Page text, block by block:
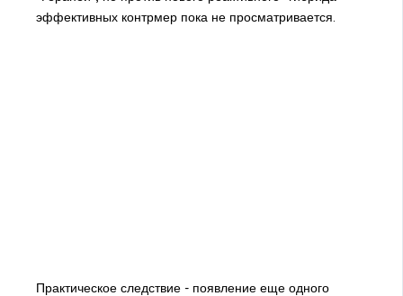
эффективных контрмер пока не просматривается.
Практическое следствие - появление еще одного